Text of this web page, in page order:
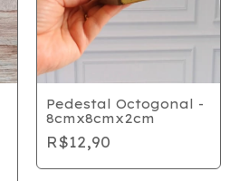
Pedestal Octogonal -
8cmx8cmx2cm
R$12,90